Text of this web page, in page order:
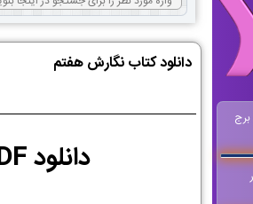
برج
دانلود کتاب نگارش هفتم
دانلود PDF کتاب نگارش هفتم 1404-1405 | PDF نگارش